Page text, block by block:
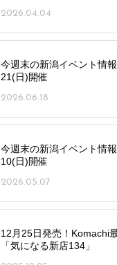
2026.04.04
今週末の新潟イベント情
21(日)開催
2026.06.18
今週末の新潟イベント情
10(日)開催
2026.05.07
12月25日発売！Komachi
「気になる新店134」